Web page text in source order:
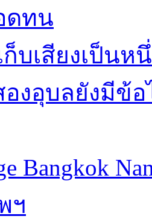
ดทน
ก็บเสียงเป็น
งอุบลยังมีข้อ
Bangkok
ฯ